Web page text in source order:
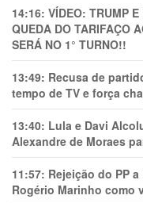
14:16: VÍDEO: TRUMP
QUEDA DO TARIFAÇO
SERÁ NO 1° TURNO!!
13:49: Recusa de
tempo de TV e força
13:40: Lula e Davi
Alexandre de Moraes
11:57: Rejeição do PP
Rogério Marinho como